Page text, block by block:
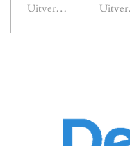
Uitverkocht